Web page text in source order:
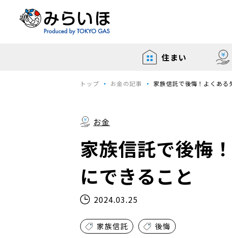
住まい
トップ お金の記事 家族信託で後悔！よくあ
お金
家族信託で後悔
にできること
2024.03.25
家族信託 後悔